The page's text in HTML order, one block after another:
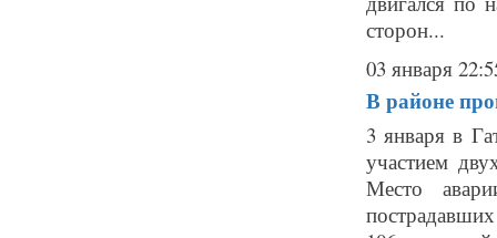
сторон...
03 января
В районе
3 января в
участием
Место